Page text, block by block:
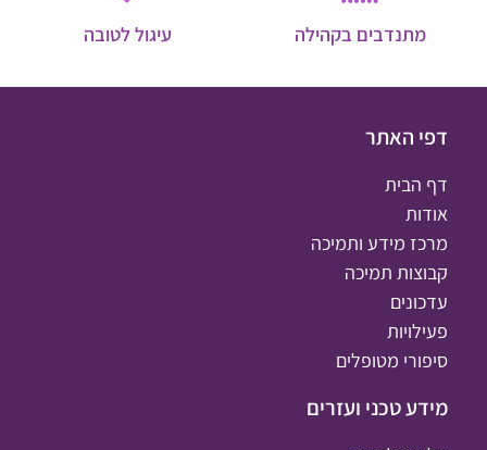
מתנדבים בקהילה עיגול לטובה
דפי האתר
דף הבית
אודות
מרכז מידע ותמיכה
קבוצות תמיכה
עדכונים
פעילויות
סיפורי מטופלים
מידע טכני ועזרים